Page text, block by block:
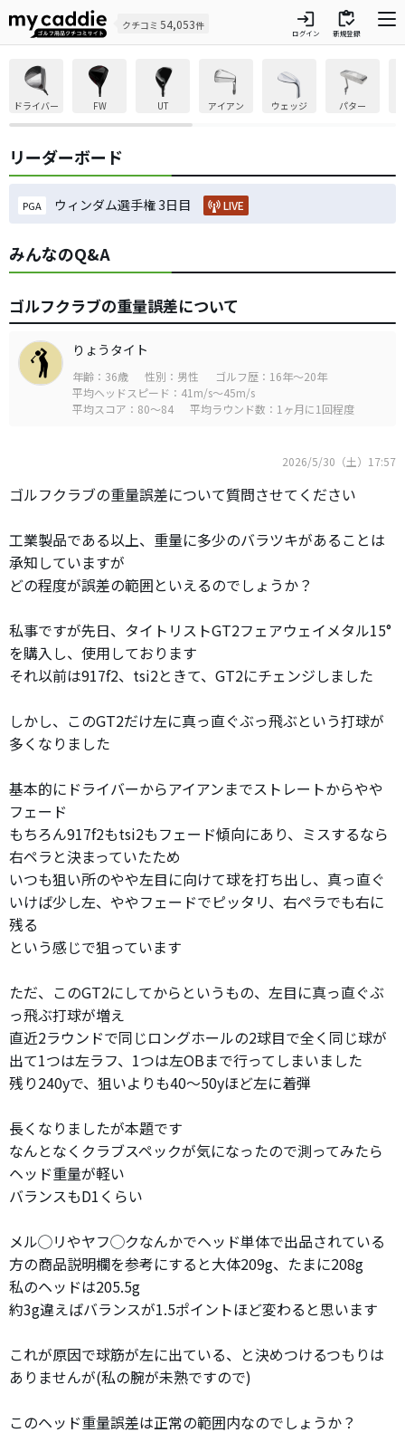
クチコミ 54,053件 login
ログイン
inventory
新規登録
ドライバー FW UT アイアン ウェッジ パター
リーダーボード
PGA ウィンダム選手権 3日目 LIVE
みんなのQ&A
ゴルフクラブの重量誤差について
りょうタイト
年齢：36歳 性別：男性
ゴルフ歴：16年～20年
平均ヘッドスピード：41m/s～45m/s
平均スコア：80～84
平均ラウンド数：1ヶ月に1回程度
2026/5/30（土）17:57
ゴルフクラブの重量誤差について質問させてください
工業製品である以上、重量に多少のバラツキがあることは
承知していますが
どの程度が誤差の範囲といえるのでしょうか？
私事ですが先日、タイトリストGT2フェアウェイメタル15°
を購入し、使用しております
それ以前は917f2、tsi2ときて、GT2にチェンジしました
しかし、このGT2だけ左に真っ直ぐぶっ飛ぶという打球が
多くなりました
基本的にドライバーからアイアンまでストレートからやや
フェード
もちろん917f2もtsi2もフェード傾向にあり、ミスするなら
右ペラと決まっていたため
いつも狙い所のやや左目に向けて球を打ち出し、真っ直ぐ
いけば少し左、ややフェードでピッタリ、右ペラでも右に
残る
という感じで狙っています
ただ、このGT2にしてからというもの、左目に真っ直ぐぶ
っ飛ぶ打球が増え
直近2ラウンドで同じロングホールの2球目で全く同じ球が
出て1つは左ラフ、1つは左OBまで行ってしまいました
残り240yで、狙いよりも40〜50yほど左に着弾
長くなりましたが本題です
なんとなくクラブスペックが気になったので測ってみたら
ヘッド重量が軽い
バランスもD1くらい
メル◯リやヤフ◯クなんかでヘッド単体で出品されている
方の商品説明欄を参考にすると大体209g、たまに208g
私のヘッドは205.5g
約3g違えばバランスが1.5ポイントほど変わると思います
これが原因で球筋が左に出ている、と決めつけるつもりは
ありませんが(私の腕が未熟ですので)
このヘッド重量誤差は正常の範囲内なのでしょうか？